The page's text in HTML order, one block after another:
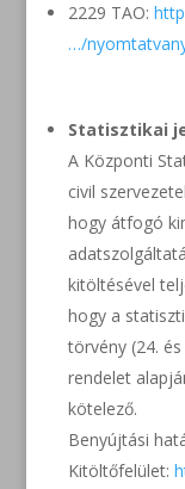
2229 TAO:
…/
Statisztikai
A Központi
civil
hogy átfogó
kitöltésével
hogy a
törvény (24.
rendelet
kötelező.
Benyújtási
Kitöltőfelület: